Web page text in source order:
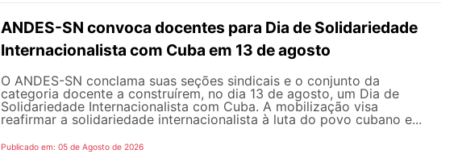
ANDES-SN convoca docentes para Dia de Solidariedade
Internacionalista com Cuba em 13 de agosto
O ANDES-SN conclama suas seções sindicais e o conjunto da
categoria docente a construírem, no dia 13 de agosto, um Dia de
Solidariedade Internacionalista com Cuba. A mobilização visa
reafirmar a solidariedade internacionalista à luta do povo cubano e...
Publicado em: 05 de Agosto de 2026